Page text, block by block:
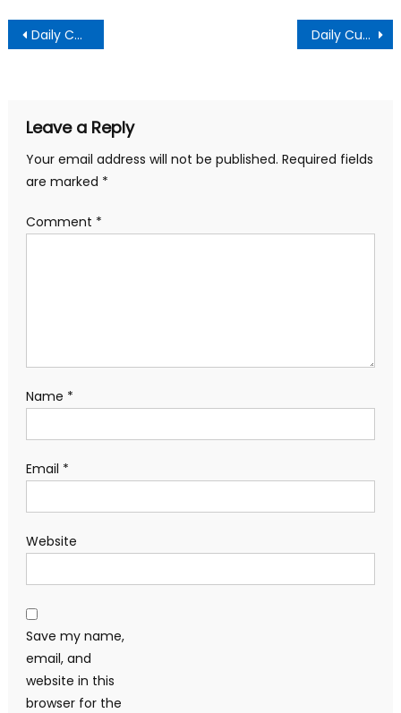
Daily Current Affairs – 07 September 2021 Daily Current Affairs – 09 September 2021
Leave a Reply
Your email address will not be published. Required fields
are marked *
Comment *
Name *
Email *
Website
Save my name,
email, and
website in this
browser for the